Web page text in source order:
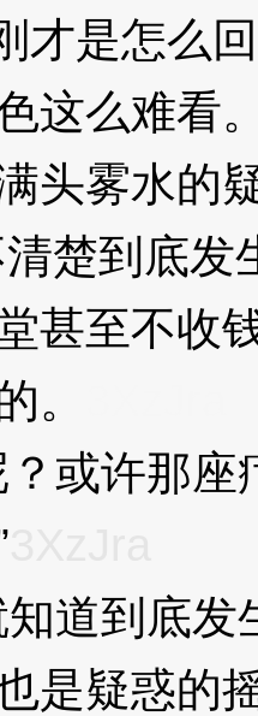
是怎么回
这么难看
雾水的
到底发
甚至不收
。
许那座
道到底发
疑惑的